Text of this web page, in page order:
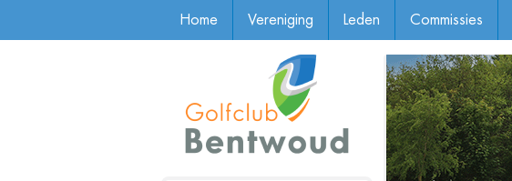
Home Vereniging Leden Commissies